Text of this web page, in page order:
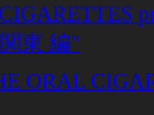
東 編"
ORAL